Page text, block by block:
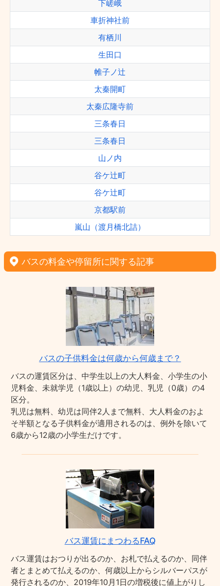
下嵯峨
車折神社前
有栖川
生田口
帷子ノ辻
太秦開町
太秦広隆寺前
三条春日
三条春日
山ノ内
谷ケ辻町
谷ケ辻町
京都駅前
嵐山（渡月橋北詰）
バスの料金や停留所に関する記事
バスの子供料金は何歳から何歳まで？
バスの運賃区分は、中学生以上の大人料金、小学生の小
児料金、未就学児（1歳以上）の幼児、乳児（0歳）の4
区分。
乳児は無料、幼児は同伴2人まで無料、大人料金のおよ
そ半額となる子供料金が適用されるのは、例外を除いて
6歳から12歳の小学生だけです。
バス運賃にまつわるFAQ
バス運賃はおつりが出るのか、お札で払えるのか、同伴
者とまとめて払えるのか、何歳以上からシルバーパスが
発行されるのか、2019年10月1日の増税後に値上がりし